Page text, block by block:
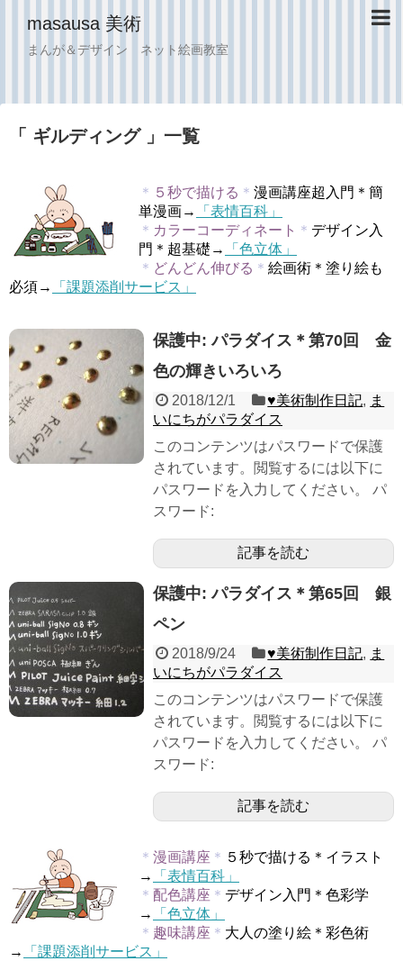
masausa 美術
まんが＆デザイン ネット絵画教室
「 ギルディング 」一覧
＊ ５秒で描ける ＊ 漫画講座超入門＊簡
単漫画→
「表情百科」
＊ カラーコーディネート ＊ デザイン入
門＊超基礎→
「色立体」
＊ どんどん伸びる ＊ 絵画術＊塗り絵も
必須→
「課題添削サービス」
保護中: パラダイス＊第70回 金
色の輝きいろいろ
2018/12/1 ♥︎美術制作日記, ま
いにちがパラダイス
このコンテンツはパスワードで保護
されています。閲覧するには以下に
パスワードを入力してください。 パ
スワード:
記事を読む
保護中: パラダイス＊第65回 銀
ペン
2018/9/24 ♥︎美術制作日記, ま
いにちがパラダイス
このコンテンツはパスワードで保護
されています。閲覧するには以下に
パスワードを入力してください。 パ
スワード:
記事を読む
＊ 漫画講座 ＊ ５秒で描ける＊イラスト
→
「表情百科」
＊ 配色講座 ＊ デザイン入門＊色彩学
→
「色立体」
＊ 趣味講座 ＊ 大人の塗り絵＊彩色術
→
「課題添削サービス」